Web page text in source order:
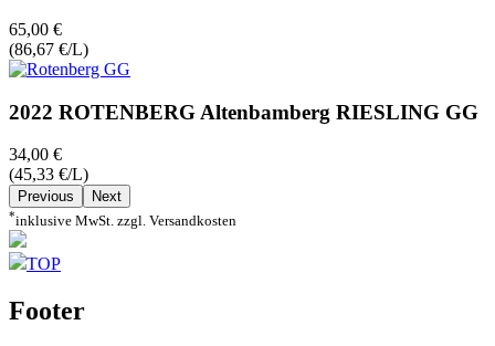
65,00 €
(86,67 €/L)
2022 ROTENBERG Altenbamberg RIESLING GG
34,00 €
(45,33 €/L)
Previous Next
*inklusive MwSt. zzgl. Versandkosten
TOP
Footer